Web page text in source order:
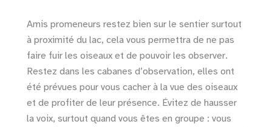
Amis promeneurs restez bien sur le sentier surtout
à proximité du lac, cela vous permettra de ne pas
faire fuir les oiseaux et de pouvoir les observer.
Restez dans les cabanes d’observation, elles ont
été prévues pour vous cacher à la vue des oiseaux
et de profiter de leur présence. Évitez de hausser
la voix, surtout quand vous êtes en groupe : vous